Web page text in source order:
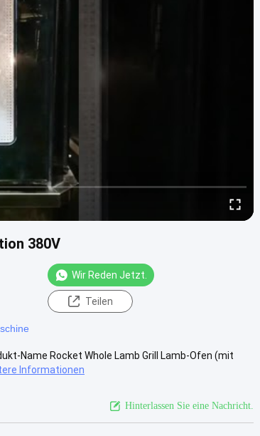
380V
Wir Reden Jetzt.
Teilen
Name Rocket Whole Lamb Grill Lamb-Ofen (mit
Informationen
Hinterlassen Sie eine Nachricht.